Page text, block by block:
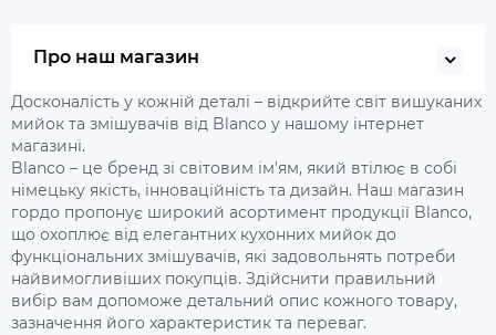
Про наш магазин
Досконалість у кожній деталі – відкрийте світ вишуканих
мийок та змішувачів від Blanco у нашому інтернет
магазині.
Blanco – це бренд зі світовим ім'ям, який втілює в собі
німецьку якість, інноваційність та дизайн. Наш магазин
гордо пропонує широкий асортимент продукції Blanco,
що охоплює від елегантних кухонних мийок до
функціональних змішувачів, які задовольнять потреби
найвимогливіших покупців. Здійснити правильний
вибір вам допоможе детальний опис кожного товару,
зазначення його характеристик та переваг.